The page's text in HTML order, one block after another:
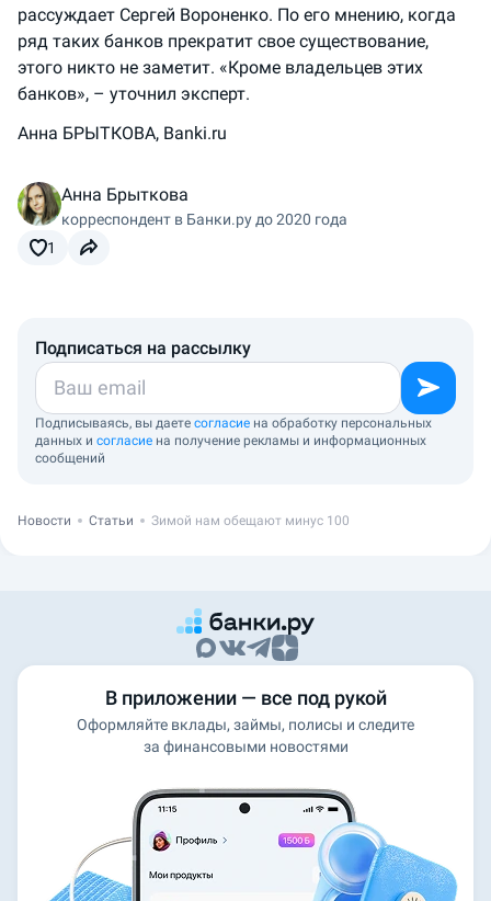
рассуждает Сергей Вороненко. По его мнению, когда
ряд таких банков прекратит свое существование,
этого никто не заметит. «Кроме владельцев этих
банков», – уточнил эксперт.
Анна БРЫТКОВА, Banki.ru
Анна Брыткова
корреспондент в Банки.ру до 2020 года
1
Подписаться на рассылку
Подписываясь, вы даете согласие на обработку персональных
данных и согласие на получение рекламы и информационных
сообщений
Новости Статьи Зимой нам обещают минус 100
В приложении — все под рукой
Оформляйте вклады, займы, полисы и следите
за финансовыми новостями